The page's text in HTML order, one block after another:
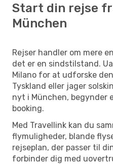
Start din rejse
München
Rejser handler om mere
det er en sindstilstand.
Milano for at udforske
Tyskland eller jager
nyt i München, begynder
booking.
Med Travellink kan du
flymuligheder, blande
rejseplan, der passer til
forbinder dig med